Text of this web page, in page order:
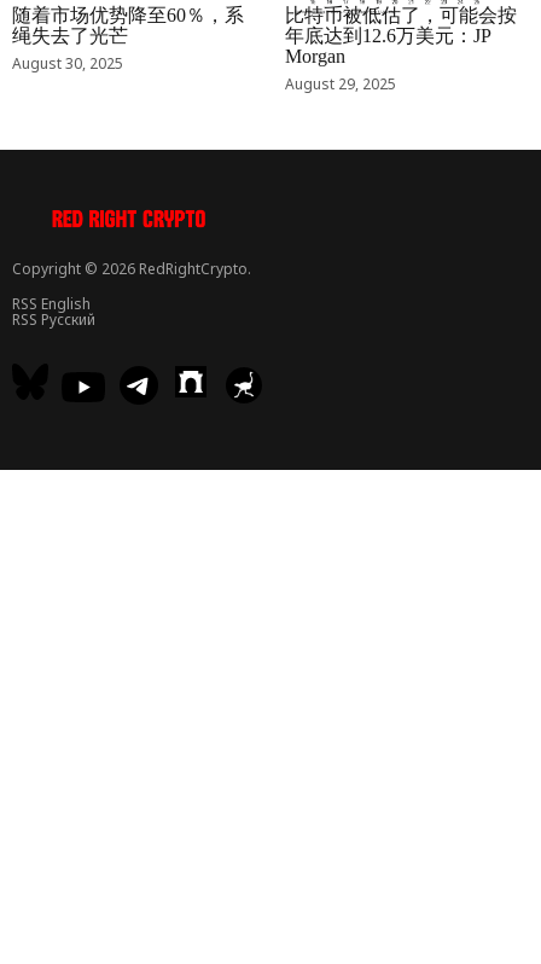
随着市场优势降至60％，系
绳失去了光芒
August 30, 2025
比特币被低估了，可能会按
年底达到12.6万美元：JP
Morgan
August 29, 2025
Copyright © 2026 RedRightCrypto.
RSS English
RSS Русский